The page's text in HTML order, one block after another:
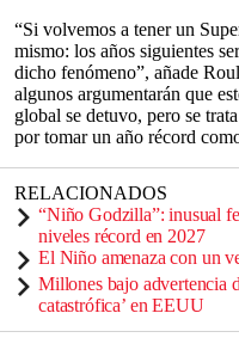
“Si volvemos a tener un
mismo: los años siguientes
dicho fenómeno”, añade
algunos argumentarán que
global se detuvo, pero se
por tomar un año récord
RELACIONADOS
“Niño Godzilla”: inusual
niveles récord en 2027
El Niño amenaza con un
Millones bajo advertencia
catastrófica’ en EEUU